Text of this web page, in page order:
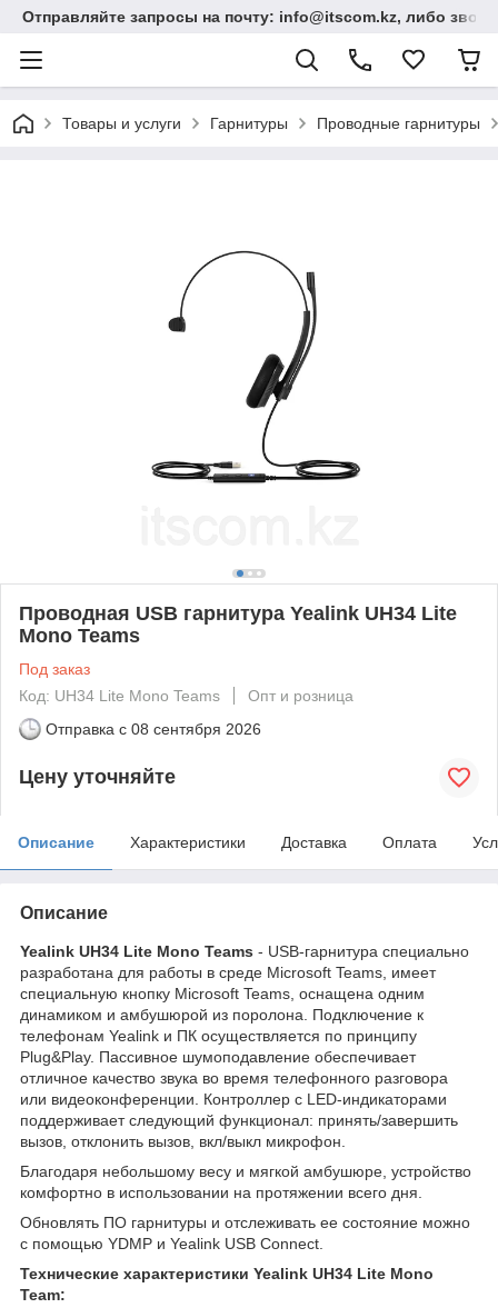
Отправляйте запросы на почту: info@itscom.kz, либо
Товары и услуги Гарнитуры Проводные гарнитуры
Проводная USB гарнитура Yealink UH34 Lite
Mono Teams
Под заказ
Код: UH34 Lite Mono Teams
Опт и розница
Отправка с 08 сентября 2026
Цену уточняйте
Описание Характеристики Доставка Оплата
Описание
Yealink UH34 Lite Mono Teams - USB-гарнитура специально
разработана для работы в среде Microsoft Teams, имеет
специальную кнопку Microsoft Teams, оснащена одним
динамиком и амбушюрой из поролона. Подключение к
телефонам Yealink и ПК осуществляется по принципу
Plug&Play. Пассивное шумоподавление обеспечивает
отличное качество звука во время телефонного разговора
или видеоконференции. Контроллер с LED-индикаторами
поддерживает следующий функционал: принять/завершить
вызов, отклонить вызов, вкл/выкл микрофон.
Благодаря небольшому весу и мягкой амбушюре, устройство
комфортно в использовании на протяжении всего дня.
Обновлять ПО гарнитуры и отслеживать ее состояние можно
с помощью YDMP и Yealink USB Connect.
Технические характеристики Yealink UH34 Lite Mono
Team: